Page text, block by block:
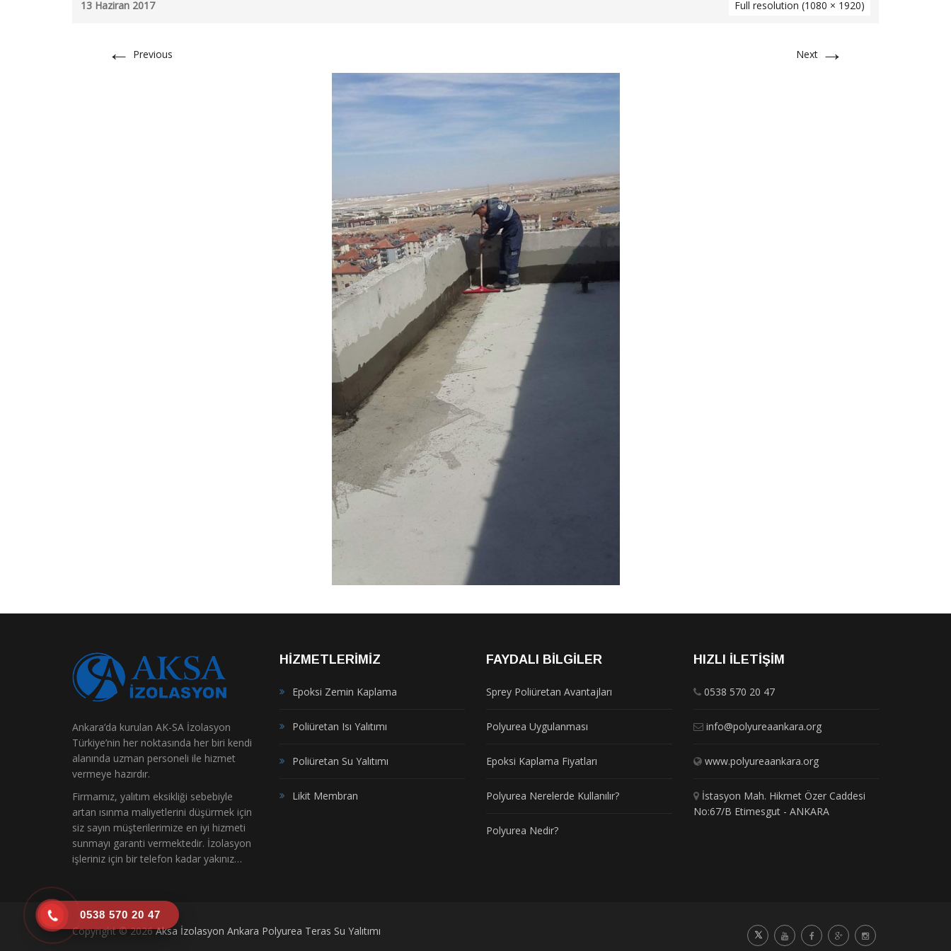
13 Haziran 2017 Full resolution (1080 × 1920)
← Previous Next →
Ankara’da kurulan AK-SA İzolasyon
Türkiye’nin her noktasında her biri kendi
alanında uzman personeli ile hizmet
vermeye hazırdır.
Firmamız, yalıtım eksikliği sebebiyle
artan ısınma maliyetlerini düşürmek için
siz sayın müşterilerimize en iyi hizmeti
sunmayı garanti vermektedir. İzolasyon
işleriniz için bir telefon kadar yakınız…
HIZMETLERIMIZ
Epoksi Zemin Kaplama
Poliüretan Isı Yalıtımı
Poliüretan Su Yalıtımı
Likit Membran
FAYDALI BILGILER
Sprey Poliüretan Avantajları
Polyurea Uygulanması
Epoksi Kaplama Fiyatları
Polyurea Nerelerde Kullanılır?
Polyurea Nedir?
HIZLI İLETIŞIM
0538 570 20 47
info@polyureaankara.org
www.polyureaankara.org
İstasyon Mah. Hikmet Özer Caddesi
No:67/B Etimesgut - ANKARA
Copyright © 2026Aksa İzolasyon Ankara Polyurea Teras Su Yalıtımı
0538 570 20 47